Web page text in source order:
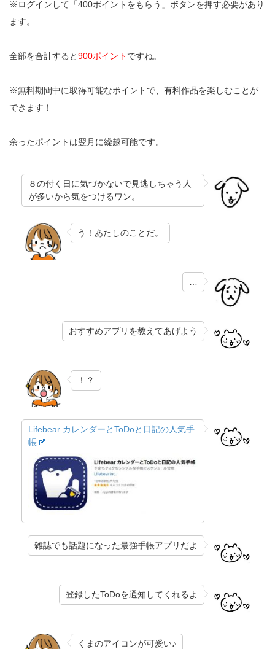
※ログインして「400ポイントをもらう」ボタンを押す必要があり
ます。
全部を合計すると900ポイント ですね。
※無料期間中に取得可能なポイントで、有料作品を楽しむことが
できます！
余ったポイントは翌月に繰越可能です。
８の付く日に気づかないで見逃しちゃう人
が多いから気をつけるワン。
う！あたしのことだ。
おすすめアプリを教えてあげよう
！？
Lifebear カレンダーとToDoと日記の人気手
帳
雑誌でも話題になった最強手帳アプリだよ
登録したToDoを通知してくれるよ
くまのアイコンが可愛い♪